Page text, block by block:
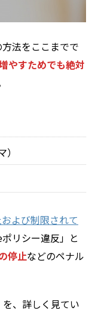
法をここまでで
やすためでも絶対
よび制限されて
リシー違反」と
停止などのペナル
、詳しく見てい